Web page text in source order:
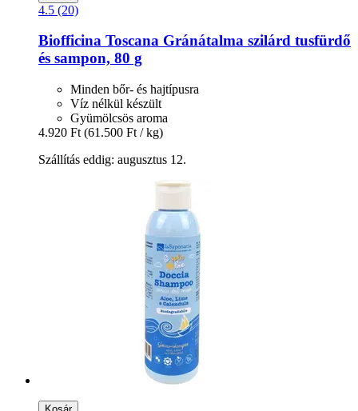
4.5 (20)
Biofficina Toscana Gránátalma szilárd tusfürdő
és sampon, 80 g
Minden bőr- és hajtípusra
Víz nélkül készült
Gyümölcsös aroma
4.920 Ft (61.500 Ft / kg)
Szállítás eddig: augusztus 12.